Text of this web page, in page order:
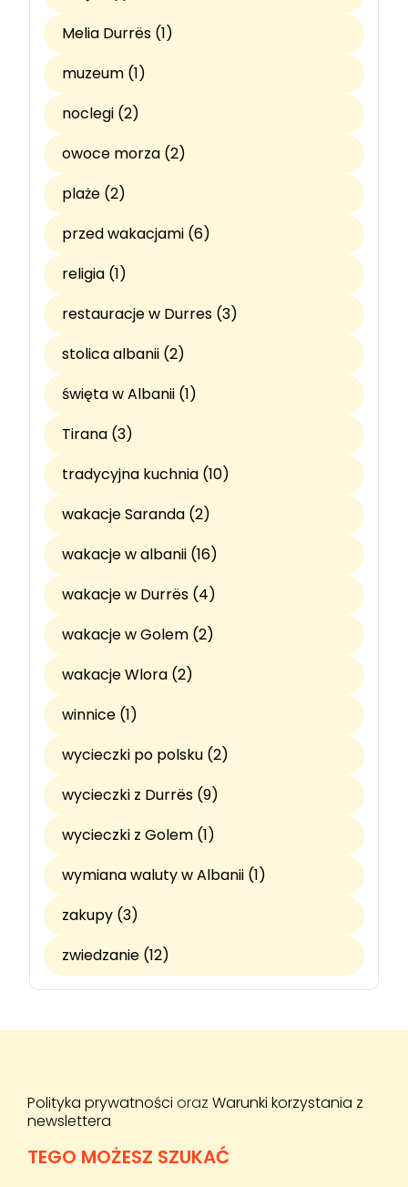
Melia Durrës (1)
muzeum (1)
noclegi (2)
owoce morza (2)
plaże (2)
przed wakacjami (6)
religia (1)
restauracje w Durres (3)
stolica albanii (2)
święta w Albanii (1)
Tirana (3)
tradycyjna kuchnia (10)
wakacje Saranda (2)
wakacje w albanii (16)
wakacje w Durrës (4)
wakacje w Golem (2)
wakacje Wlora (2)
winnice (1)
wycieczki po polsku (2)
wycieczki z Durrës (9)
wycieczki z Golem (1)
wymiana waluty w Albanii (1)
zakupy (3)
zwiedzanie (12)
Polityka prywatności oraz Warunki korzystania z
newslettera
TEGO MOŻESZ SZUKAĆ